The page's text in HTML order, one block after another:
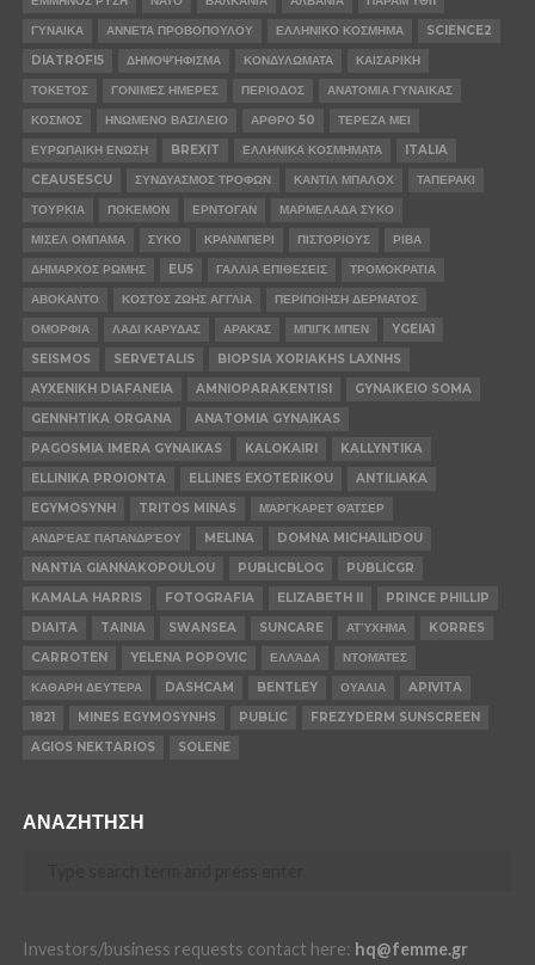
ΓΥΝΑΙΚΑ
ΑΝΝΕΤΑ ΠΡΟΒΟΠΟΥΛΟΥ ΕΛΛΗΝΙΚΟ ΚΟΣΜΗΜΑ
SCIENCE2
DIATROFI5
ΔΗΜΟΨΉΦΙΣΜΑ ΚΟΝΔΥΛΩΜΑΤΑ
ΚΑΙΣΑΡΙΚΗ
ΤΟΚΕΤΟΣ
ΓΟΝΙΜΕΣ ΗΜΕΡΕΣ ΠΕΡΙΟΔΟΣ
ΑΝΑΤΟΜΙΑ ΓΥΝΑΙΚΑΣ
ΚΟΣΜΟΣ
ΗΝΩΜΕΝΟ ΒΑΣΙΛΕΙΟ ΑΡΘΡΟ 50
ΤΕΡΕΖΑ ΜΕΙ
ΕΥΡΩΠΑΙΚΗ ΕΝΩΣΗ
BREXIT ΕΛΛΗΝΙΚΑ ΚΟΣΜΗΜΑΤΑ
ITALIA
CEAUSESCU
ΣΥΝΔΥΑΣΜΟΣ ΤΡΟΦΩΝ ΚΑΝΤΙΛ ΜΠΑΛΟΧ
ΤΑΠΕΡΑΚΙ
ΤΟΥΡΚΙΑ
ΠΟΚΕΜΟΝ ΕΡΝΤΟΓΑΝ
ΜΑΡΜΕΛΑΔΑ ΣΥΚΟ
ΜΙΣΕΛ ΟΜΠΑΜΑ
ΣΥΚΟ ΚΡΑΝΜΠΕΡΙ ΠΙΣΤΟΡΙΟΥΣ
ΡΙΒΑ
ΔΗΜΑΡΧΟΣ ΡΩΜΗΣ
EU5 ΓΑΛΛΙΑ ΕΠΙΘΕΣΕΙΣ
ΤΡΟΜΟΚΡΑΤΙΑ
ΑΒΟΚΑΝΤΟ
ΚΟΣΤΟΣ ΖΩΗΣ ΑΓΓΛΙΑ
ΠΕΡΙΠΟΙΗΣΗ ΔΕΡΜΑΤΟΣ
ΟΜΟΡΦΙΑ
ΛΑΔΙ ΚΑΡΥΔΑΣ ΑΡΑΚΆΣ ΜΠΙΓΚ ΜΠΕΝ
YGEIA1
SEISMOS
SERVETALIS
BIOPSIA XORIAKHS LAXNHS
AYXENIKH DIAFANEIA
AMNIOPARAKENTISI
GYNAIKEIO SOMA
GENNHTIKA ORGANA
ANATOMIA GYNAIKAS
PAGOSMIA IMERA GYNAIKAS
KALOKAIRI
KALLYNTIKA
ELLINIKA PROIONTA
ELLINES EXOTERIKOU
ANTILIAKA
EGYMOSYNH
TRITOS MINAS
ΜΆΡΓΚΑΡΕΤ ΘΆΤΣΕΡ
ΑΝΔΡΈΑΣ ΠΑΠΑΝΔΡΈΟΥ
MELINA
DOMNA MICHAILIDOU
NANTIA GIANNAKOPOULOU
PUBLICBLOG
PUBLICGR
KAMALA HARRIS
FOTOGRAFIA ELIZABETH II
PRINCE PHILLIP
DIAITA
TAINIA SWANSEA SUNCARE ΑΤΎΧΗΜΑ
KORRES
CARROTEN
YELENA POPOVIC ΕΛΛΆΔΑ
ΝΤΟΜΆΤΕΣ
ΚΑΘΑΡΗ ΔΕΥΤΕΡΑ
DASHCAM BENTLEY ΟΥΑΛΙΑ
APIVITA
1821
MINES EGYMOSYNHS PUBLIC
FREZYDERM SUNSCREEN
AGIOS NEKTARIOS
SOLENE
ΑΝΑΖΗΤΗΣΗ
Investors/business requests contact here: hq@femme.gr